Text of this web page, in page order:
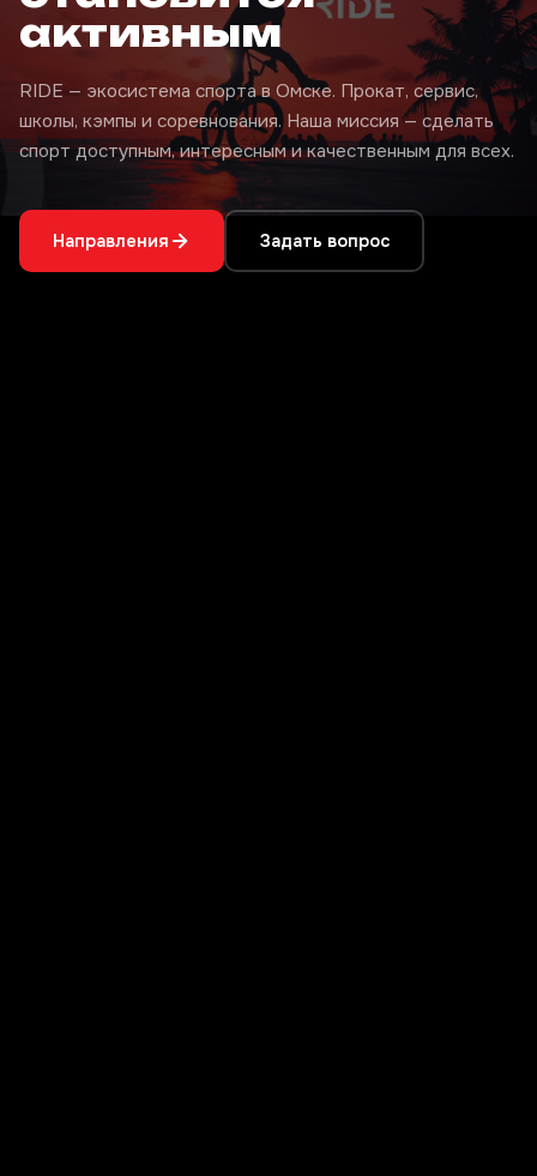
активным
RIDE — экосистема спорта в Омске. Прокат, сервис,
школы, кэмпы и соревнования. Наша миссия — сделать
спорт доступным, интересным и качественным для всех.
Направления Задать вопрос